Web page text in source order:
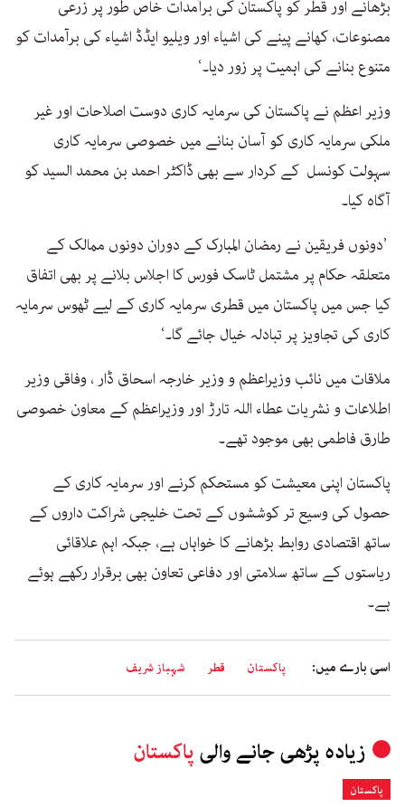
بڑھانے اور قطر کو پاکستان کی برآمدات خاص طور پر زرعی
مصنوعات، کھانے پینے کی اشیاء اور ویلیو ایڈڈ اشیاء کی برآمدات کو
متنوع بنانے کی اہمیت پر زور دیا۔‘
وزیر اعظم نے پاکستان کی سرمایہ کاری دوست اصلاحات اور غیر
ملکی سرمایہ کاری کو آسان بنانے میں خصوصی سرمایہ کاری
سہولت کونسل کے کردار سے بھی ڈاکٹر احمد بن محمد السید کو
آگاہ کیا۔
’دونوں فریقین نے رمضان المبارک کے دوران دونوں ممالک کے
متعلقہ حکام پر مشتمل ٹاسک فورس کا اجلاس بلانے پر بھی اتفاق
کیا جس میں پاکستان میں قطری سرمایہ کاری کے لیے ٹھوس سرمایہ
کاری کی تجاویز پر تبادلہ خیال جائے گا۔‘
ملاقات میں نائب وزیراعظم و وزیر خارجہ اسحاق ڈار ، وفاقی وزیر
اطلاعات و نشریات عطاء اللہ تارڑ اور وزیراعظم کے معاون خصوصی
طارق فاطمی بھی موجود تھے۔
پاکستان اپنی معیشت کو مستحکم کرنے اور سرمایہ کاری کے
حصول کی وسیع تر کوششوں کے تحت خلیجی شراکت داروں کے
ساتھ اقتصادی روابط بڑھانے کا خواہاں ہے، جبکہ اہم علاقائی
ریاستوں کے ساتھ سلامتی اور دفاعی تعاون بھی برقرار رکھے ہوئے
ہے۔
اسی بارے میں: پاکستان قطر شہباز شریف
زیادہ پڑھی جانے والی پاکستان
پاکستان